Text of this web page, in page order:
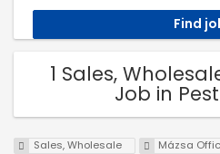
1 Sales,
Job in
Sales, Wholesale Mázsa